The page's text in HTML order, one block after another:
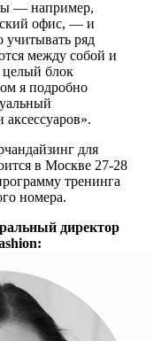
— например,
офис, — и
учитывать ряд
между собой и
целый блок
я подробно
для
в Москве 27-28
тренинга
номера.
директор